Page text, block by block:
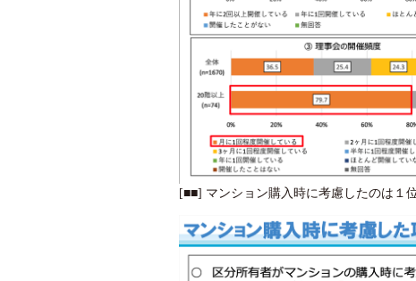
[■■] マンション購入時に考慮したのは１